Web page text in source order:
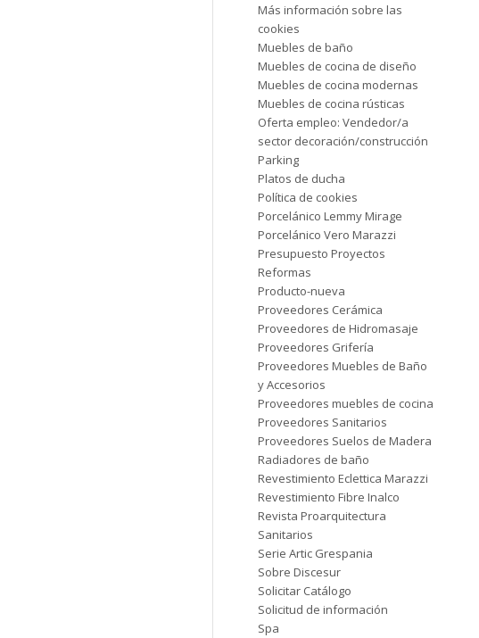
Más información sobre las
cookies
Muebles de baño
Muebles de cocina de diseño
Muebles de cocina modernas
Muebles de cocina rústicas
Oferta empleo: Vendedor/a
sector decoración/construcción
Parking
Platos de ducha
Política de cookies
Porcelánico Lemmy Mirage
Porcelánico Vero Marazzi
Presupuesto Proyectos
Reformas
Producto-nueva
Proveedores Cerámica
Proveedores de Hidromasaje
Proveedores Grifería
Proveedores Muebles de Baño
y Accesorios
Proveedores muebles de cocina
Proveedores Sanitarios
Proveedores Suelos de Madera
Radiadores de baño
Revestimiento Eclettica Marazzi
Revestimiento Fibre Inalco
Revista Proarquitectura
Sanitarios
Serie Artic Grespania
Sobre Discesur
Solicitar Catálogo
Solicitud de información
Spa